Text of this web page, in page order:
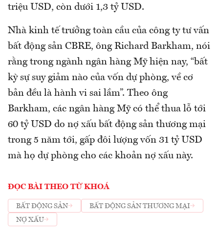
triệu USD, còn dưới 1,3 tỷ USD.
Nhà kinh tế trưởng toàn cầu của công ty tư vấn
bất động sản CBRE, ông Richard Barkham, nói
rằng trong ngành ngân hàng Mỹ hiện nay, “bất
kỳ sự suy giảm nào của vốn dự phòng, về cơ
bản đều là hành vi sai lầm”. Theo ông
Barkham, các ngân hàng Mỹ có thể thua lỗ tới
60 tỷ USD do nợ xấu bất động sản thương mại
trong 5 năm tới, gấp đôi lượng vốn 31 tỷ USD
mà họ dự phòng cho các khoản nợ xấu này.
ĐỌC BÀI THEO TỪ KHOÁ
BẤT ĐỘNG SẢN
BẤT ĐỘNG SẢN THƯƠNG MẠI
NỢ XẤU